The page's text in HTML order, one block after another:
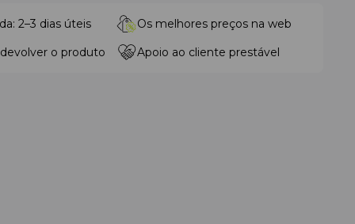
2–3 dias úteis
Os melhores preços na web
o produto
Apoio ao cliente prestável